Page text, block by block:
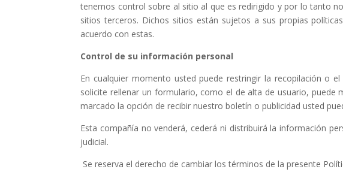
tenemos control sobre al sitio al que es redirigido y por lo tanto
sitios terceros. Dichos sitios están sujetos a sus propias
acuerdo con estas.
Control de su información personal
En cualquier momento usted puede restringir la recopilación o
solicite rellenar un formulario, como el de alta de usuario,
marcado la opción de recibir nuestro boletín o publicidad usted
Esta compañía no venderá, cederá ni distribuirá la información
judicial.
Se reserva el derecho de cambiar los términos de la presente